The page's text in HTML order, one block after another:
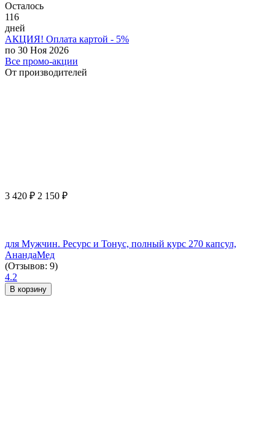
Осталось
116
дней
АКЦИЯ! Оплата картой - 5%
по 30 Ноя 2026
Все промо-акции
От производителей
3 420 ₽ 2 150 ₽
для Мужчин. Ресурс и Тонус, полный курс 270 капсул,
АнандаМед
(Отзывов: 9)
4.2
В корзину